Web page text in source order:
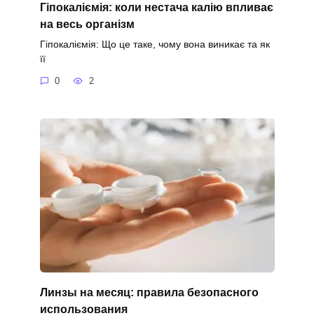
Гіпокаліємія: коли нестача калію впливає
на весь організм
Гіпокаліємія: Що це таке, чому вона виникає та як
її
0 2
Линзы на месяц: правила безопасного
использования